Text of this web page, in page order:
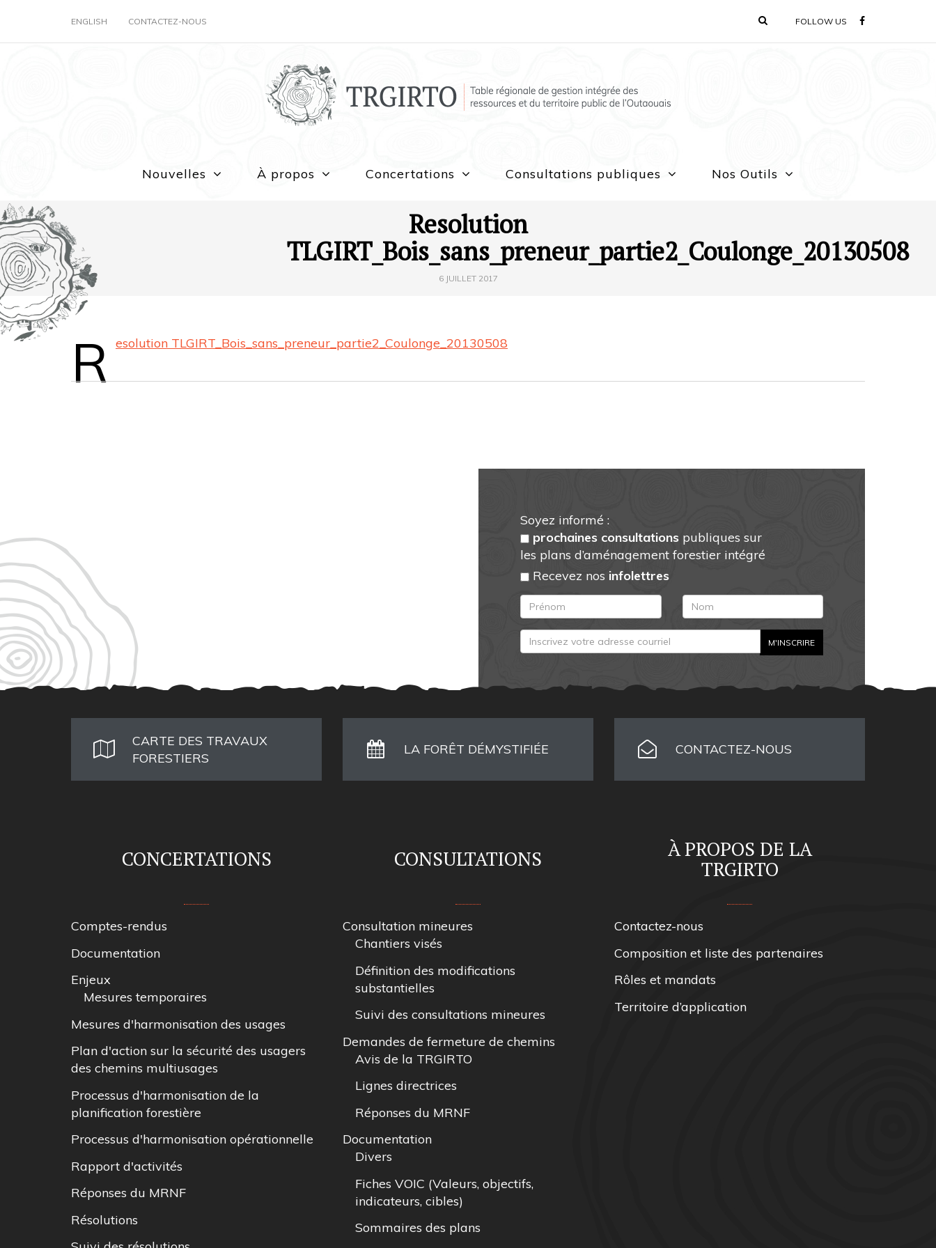
ENGLISH CONTACTEZ-NOUS FOLLOW US
Nouvelles À propos Concertations Consultations publiques Nos Outils
Resolution
TLGIRT_Bois_sans_preneur_partie2_Coulonge_20130508
6 JUILLET 2017
R esolution TLGIRT_Bois_sans_preneur_partie2_Coulonge_20130508
Soyez informé :
prochaines consultations publiques sur
les plans d’aménagement forestier intégré
Recevez nos infolettres
CARTE DES TRAVAUX
FORESTIERS
LA FORÊT DÉMYSTIFIÉE CONTACTEZ-NOUS
CONCERTATIONS
Comptes-rendus
Documentation
Enjeux
Mesures temporaires
Mesures d'harmonisation des usages
Plan d'action sur la sécurité des usagers
des chemins multiusages
Processus d'harmonisation de la
planification forestière
Processus d'harmonisation opérationnelle
Rapport d'activités
Réponses du MRNF
Résolutions
CONSULTATIONS
Consultation mineures
Chantiers visés
Définition des modifications
substantielles
Suivi des consultations mineures
Demandes de fermeture de chemins
Avis de la TRGIRTO
Lignes directrices
Réponses du MRNF
Documentation
Divers
Fiches VOIC (Valeurs, objectifs,
indicateurs, cibles)
Sommaires des plans
À PROPOS DE LA
TRGIRTO
Contactez-nous
Composition et liste des partenaires
Rôles et mandats
Territoire d’application